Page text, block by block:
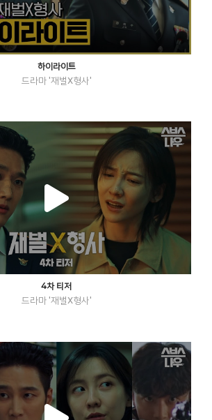
하이라이트
드라마 '재벌X형사'
4차 티저
드라마 '재벌X형사'